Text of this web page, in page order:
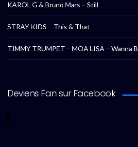
KAROL G & Bruno Mars – Still
STRAY KIDS – This & That
TIMMY TRUMPET – MOA LISA – Wanna
Deviens Fan sur Facebook